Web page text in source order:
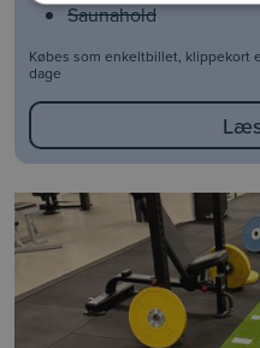
Saunahold
Købes som enkeltbillet, klippekort
dage